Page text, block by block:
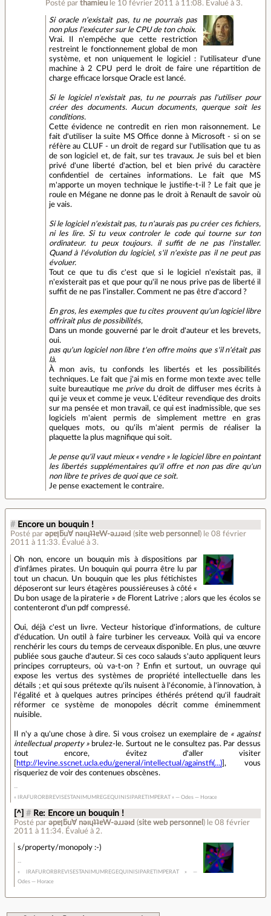
Posté par thamieu le 10 février 2011 à 11:08. Évalué à 3.
Si oracle n'existait pas, tu ne pourrais pas
non plus l'exécuter sur le CPU de ton choix.
Vrai. Il n'empêche que cette restriction
restreint le fonctionnement global de mon
système, et non uniquement le logiciel : l'utilisateur d'une
machine à 2 CPU perd le droit de faire une répartition de
charge efficace lorsque Oracle est lancé.
Si le logiciel n'existait pas, tu ne pourrais pas l'utiliser pour
créer des documents. Aucun documents, querque soit les
conditions.
Cette évidence ne contredit en rien mon raisonnement. Le
fait d'utiliser la suite MS Office donne à Microsoft - si on se
réfère au CLUF - un droit de regard sur l'utilisation que tu as
de son logiciel et, de fait, sur tes travaux. Je suis bel et bien
privé d'une liberté d'action, bel et bien privé du caractère
confidentiel de certaines informations. Le fait que MS
m'apporte un moyen technique le justifie-t-il ? Le fait que je
roule en Mégane ne donne pas le droit à Renault de savoir où
je vais.
Si le logiciel n'existait pas, tu n'aurais pas pu créer ces fichiers,
ni les lire. Si tu veux controler le code qui tourne sur ton
ordinateur. tu peux toujours. il suffit de ne pas l'installer.
Quand à l'évolution du logiciel, s'il n'existe pas il ne peut pas
évoluer.
Tout ce que tu dis c'est que si le logiciel n'existait pas, il
n'existerait pas et que pour qu'il ne nous prive pas de liberté il
suffit de ne pas l'installer. Comment ne pas être d'accord ?
En gros, les exemples que tu cites prouvent qu'un logiciel libre
offrirait plus de possibilités,
Dans un monde gouverné par le droit d'auteur et les brevets,
oui.
pas qu'un logiciel non libre t'en offre moins que s'il n'était pas
là.
À mon avis, tu confonds les libertés et les possibilités
techniques. Le fait que j'ai mis en forme mon texte avec telle
suite bureautique me privedu droit de diffuser mes écrits à
qui je veux et comme je veux. L'éditeur revendique des droits
sur ma pensée et mon travail, ce qui est inadmissible, que ses
logiciels m'aient permis de simplement mettre en gras
quelques mots, ou qu'ils m'aient permis de réaliser la
plaquette la plus magnifique qui soit.
Je pense qu'il vaut mieux « vendre » le logiciel libre en pointant
les libertés supplémentaires qu'il offre et non pas dire qu'un
non libre te prives de quoi que ce soit.
Je pense exactement le contraire.
# Encore un bouquin !
Posté par ǝpɐןƃu∀ nǝıɥʇʇɐW-ǝɹɹǝıԀ (site web personnel ) le 08 février
2011 à 11:33. Évalué à 3.
Oh non, encore un bouquin mis à dispositions par
d'infâmes pirates. Un bouquin qui pourra être lu par
tout un chacun. Un bouquin que les plus fétichistes
déposeront sur leurs étagères poussiéreuses à côté «
Du bon usage de la piraterie » de Florent Latrive ; alors que les écolos se
contenteront d'un pdf compressé.
Oui, déjà c'est un livre. Vecteur historique d'informations, de culture
d'éducation. Un outil à faire turbiner les cerveaux. Voilà qui va encore
renchérir les cours du temps de cerveaux disponible. En plus, une œuvre
publiée sous gauche d'auteur. Si ces coco salauds s'auto appliquent leurs
principes corrupteurs, où va-t-on ? Enfin et surtout, un ouvrage qui
expose les vertus des systèmes de propriété intellectuelle dans les
détails ; et qui sous prétexte qu'ils nuisent à l'économie, à l'innovation, à
l'égalité et à quelques autres principes éthérés prétend qu'il faudrait
réformer ce système de monopoles décrit comme éminemment
nuisible.
Il n'y a qu'une chose à dire. Si vous croisez un exemplaire de « against
intellectual property »brulez-le. Surtout ne le consultez pas. Par dessus
tout encore, évitez d'aller visiter
http://levine.sscnet.ucla.edu/general/intellectual/againstfi(...) ], vous
risqueriez de voir des contenues obscènes.
« IRAFURORBREVISESTANIMUMREGEQUINISIPARETIMPERAT » — Odes — Horace
[^] # Re: Encore un bouquin !
Posté par ǝpɐןƃu∀ nǝıɥʇʇɐW-ǝɹɹǝıԀ (site web personnel ) le 08 février
2011 à 11:34. Évalué à 2.
s/property/monopoly :-)
« IRAFURORBREVISESTANIMUMREGEQUINISIPARETIMPERAT » —
Odes — Horace